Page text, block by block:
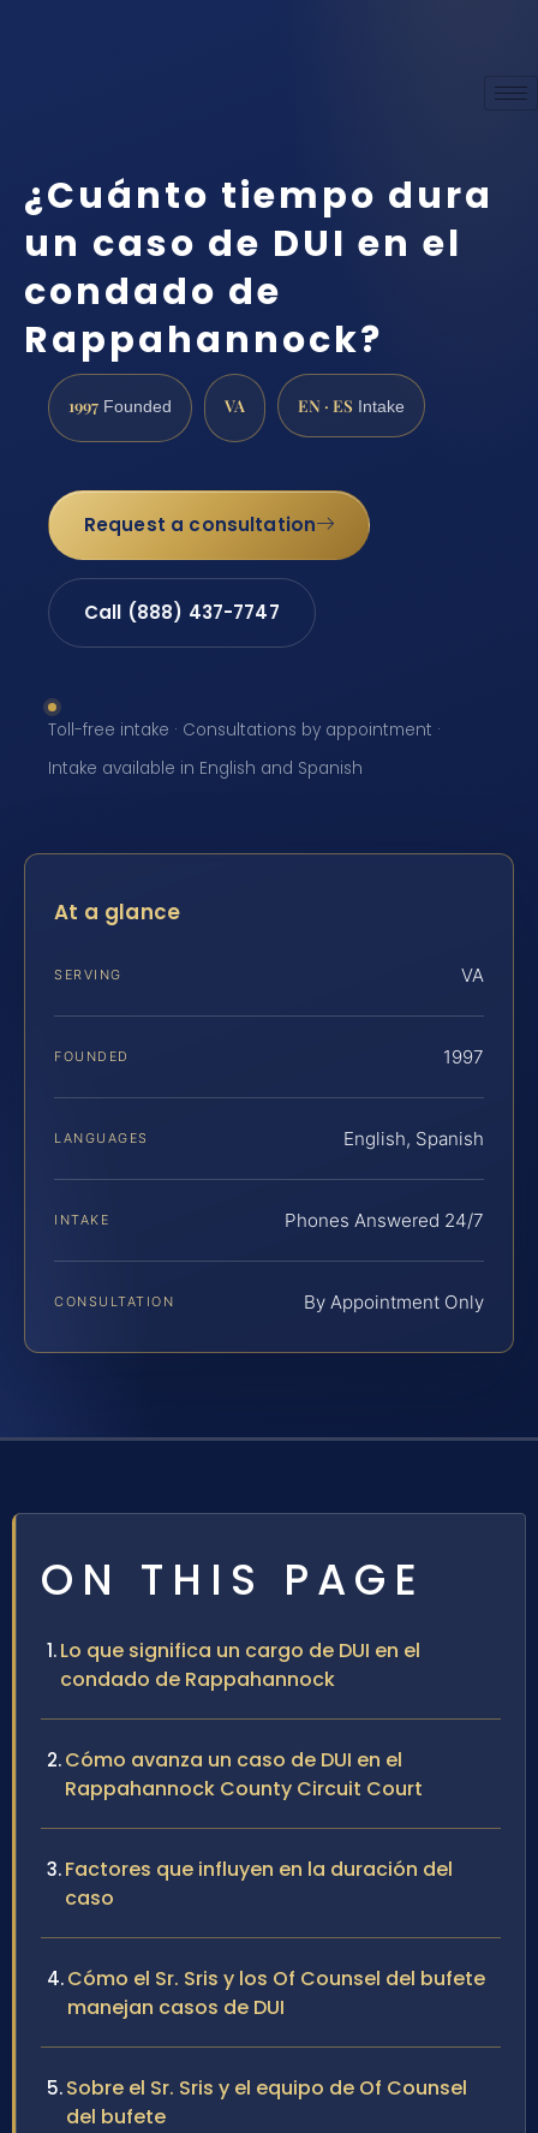
¿Cuánto tiempo dura
un caso de DUI en el
condado de
Rappahannock?
1997 Founded VA EN · ES Intake
Request a consultation
Call (888) 437-7747
Toll-free intake · Consultations by appointment ·
Intake available in English and Spanish
At a glance
SERVING VA
FOUNDED 1997
LANGUAGES English, Spanish
INTAKE Phones Answered 24/7
CONSULTATION By Appointment Only
ON THIS PAGE
Lo que significa un cargo de DUI en el
condado de Rappahannock
Cómo avanza un caso de DUI en el
Rappahannock County Circuit Court
Factores que influyen en la duración del
caso
Cómo el Sr. Sris y los Of Counsel del bufete
manejan casos de DUI
Sobre el Sr. Sris y el equipo de Of Counsel
del bufete